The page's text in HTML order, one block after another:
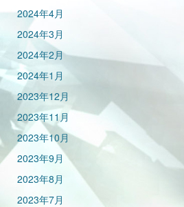
2024年4月
2024年3月
2024年2月
2024年1月
2023年12月
2023年11月
2023年10月
2023年9月
2023年8月
2023年7月